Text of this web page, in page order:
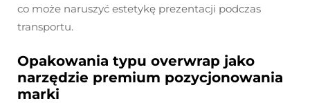
co może naruszyć estetykę prezentacji podczas
transportu.
Opakowania typu overwrap jako
narzędzie premium pozycjonowania
marki